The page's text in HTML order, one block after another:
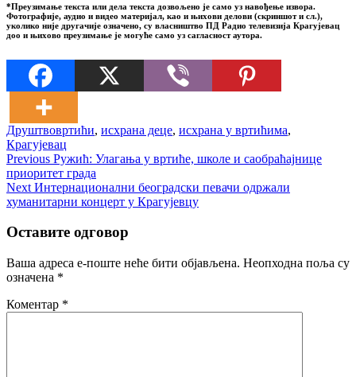
*Преузимање текста или дела текста дозвољено је само уз навођење извора.
Фотографије, аудио и видео материјал, као и њихови делови (скриншот и сл.),
уколико није другачије означено, су власништво ПД Радио телевизија Крагујевац
доо и њихово преузимање је могуће само уз сагласност аутора.
Друштвовртићи, исхрана деце, исхрана у вртићима,
Крагујевац
Кретање
чланка
Previous Previous
post:
Ружић: Улагања у вртиће, школе и саобраћајнице
приоритет града
Next Next
post:
Интернационални београдски певачи одржали
хуманитарни концерт у Крагујевцу
Оставите одговор
Ваша адреса е-поште неће бити објављена. Неопходна поља су
означена *
Коментар *